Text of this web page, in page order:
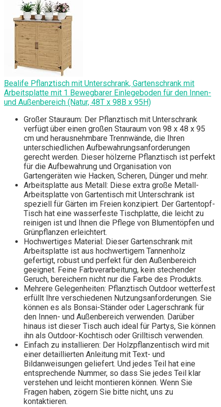
Bealife Pflanztisch mit Unterschrank, Gartenschrank mit
Arbeitsplatte mit 1 Bewegbarer Einlegeboden für den Innen-
und Außenbereich (Natur, 48T x 98B x 95H)
Großer Stauraum: Der Pflanztisch mit Unterschrank
verfügt über einen großen Stauraum von 98 x 48 x 95
cm und herausnehmbare Trennwände, die Ihren
unterschiedlichen Aufbewahrungsanforderungen
gerecht werden. Dieser hölzerne Pflanztisch ist perfekt
für die Aufbewahrung und Organisation von
Gartengeräten wie Hacken, Scheren, Dünger und mehr.
Arbeitsplatte aus Metall: Diese extra große Metall-
Arbeitsplatte von Gartentisch mit Unterschrank ist
speziell für Gärten im Freien konzipiert. Der Gartentopf-
Tisch hat eine wasserfeste Tischplatte, die leicht zu
reinigen ist und Ihnen die Pflege von Blumentöpfen und
Grünpflanzen erleichtert.
Hochwertiges Material: Dieser Gartenschrank mit
Arbeitsplatte ist aus hochwertigem Tannenholz
gefertigt, robust und perfekt für den Außenbereich
geeignet. Feine Farbverarbeitung, kein stechender
Geruch, bereichern nicht nur die Farbe des Produkts.
Mehrere Gelegenheiten: Pflanztisch Outdoor wetterfest
erfüllt Ihre verschiedenen Nutzungsanforderungen. Sie
können es als Bonsai-Ständer oder Lagerschrank für
den Innen- und Außenbereich verwenden. Darüber
hinaus ist dieser Tisch auch ideal für Partys, Sie können
ihn als Outdoor-Kochtisch oder Grilltisch verwenden.
Einfach zu installieren: Der Holzpflanzentisch wird mit
einer detaillierten Anleitung mit Text- und
Bildanweisungen geliefert. Und jedes Teil hat eine
entsprechende Nummer, so dass Sie jedes Teil klar
verstehen und leicht montieren können. Wenn Sie
Fragen haben, zögern Sie bitte nicht, uns zu
kontaktieren.